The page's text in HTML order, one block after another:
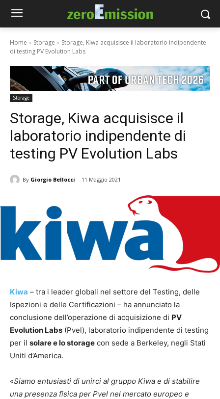
Home Storage
Storage, Kiwa acquisisce il laboratorio indipendente
di testing PV Evolution Labs
Storage
Storage, Kiwa acquisisce il
laboratorio indipendente di
testing PV Evolution Labs
By Giorgio Bellocci 11 Maggio 2021
Kiwa – tra i leader globali nel settore del Testing, delle
Ispezioni e delle Certificazioni – ha annunciato la
conclusione dell’operazione di acquisizione di PV
Evolution Labs (Pvel), laboratorio indipendente di testing
per il solare e lo storage con sede a Berkeley, negli Stati
Uniti d’America.
«Siamo entusiasti di unirci al gruppo Kiwa e di stabilire
una presenza fisica per Pvel nel mercato europeo e